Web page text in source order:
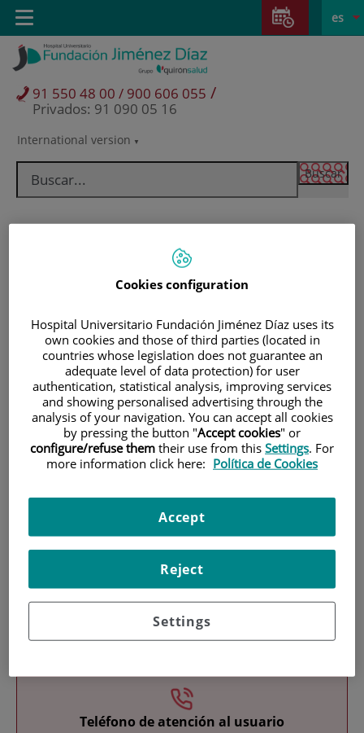
Saltar al contenido
Saltar
contenido
Selector
idioma
activo
es
International version
91 550 48 00 / 900 606 055 /
Privados: 91 090 05 16
Toggle
navigation
Pacientes y visitantes
Investigación
Docencia
Teléfono de atención al usuario
Cookies configuration
Hospital Universitario Fundación Jiménez Díaz uses its
own cookies and those of third parties (located in
countries whose legislation does not guarantee an
adequate level of data protection) for user
authentication, statistical analysis, improving services
and showing personalised advertising through the
analysis of your navigation. You can accept all cookies
by pressing the button "Accept cookies" or
configure/refuse them their use from this Settings. For
more information click here: Política de Cookies
Settings
Reject
Accept